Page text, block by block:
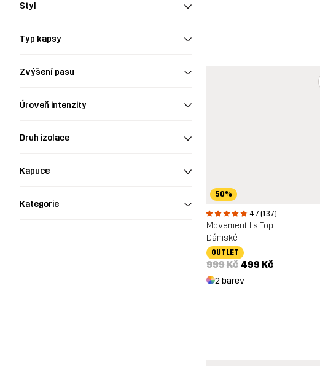
Styl
Typ kapsy
Zvýšení pasu
Úroveň intenzity
Druh izolace
Kapuce
Kategorie
50%
4.7 (137)
Movement Ls Top
Dámské
OUTLET
999 Kč 499 Kč
2 barev